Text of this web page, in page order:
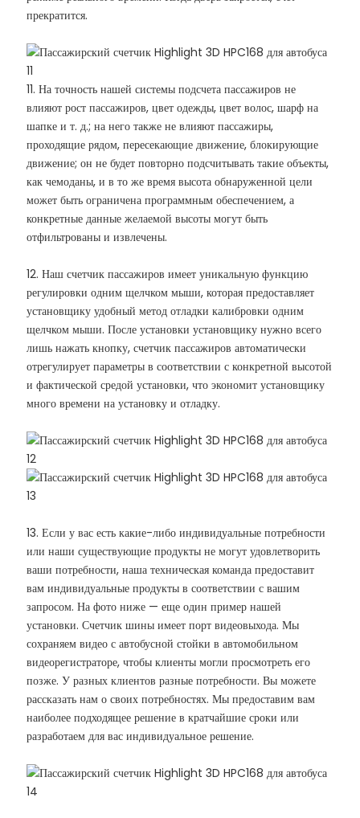
прекратится.
11. На точность нашей системы подсчета пассажиров не
влияют рост пассажиров, цвет одежды, цвет волос, шарф на
шапке и т. д.; на него также не влияют пассажиры,
проходящие рядом, пересекающие движение, блокирующие
движение; он не будет повторно подсчитывать такие объекты,
как чемоданы, и в то же время высота обнаруженной цели
может быть ограничена программным обеспечением, а
конкретные данные желаемой высоты могут быть
отфильтрованы и извлечены.
12. Наш счетчик пассажиров имеет уникальную функцию
регулировки одним щелчком мыши, которая предоставляет
установщику удобный метод отладки калибровки одним
щелчком мыши. После установки установщику нужно всего
лишь нажать кнопку, счетчик пассажиров автоматически
отрегулирует параметры в соответствии с конкретной высотой
и фактической средой установки, что экономит установщику
много времени на установку и отладку.
13. Если у вас есть какие-либо индивидуальные потребности
или наши существующие продукты не могут удовлетворить
ваши потребности, наша техническая команда предоставит
вам индивидуальные продукты в соответствии с вашим
запросом. На фото ниже — еще один пример нашей
установки. Счетчик шины имеет порт видеовыхода. Мы
сохраняем видео с автобусной стойки в автомобильном
видеорегистраторе, чтобы клиенты могли просмотреть его
позже. У разных клиентов разные потребности. Вы можете
рассказать нам о своих потребностях. Мы предоставим вам
наиболее подходящее решение в кратчайшие сроки или
разработаем для вас индивидуальное решение.